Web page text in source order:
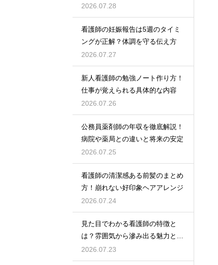
2026.07.28
看護師の妊娠報告は5週のタイミ
ングが正解？体調を守る伝え方
2026.07.27
新人看護師の勉強ノート作り方！
仕事が覚えられる具体的な内容
2026.07.26
公務員薬剤師の年収を徹底解説！
病院や薬局との違いと将来の安定
2026.07.25
看護師の清潔感ある前髪のまとめ
方！崩れない好印象ヘアアレンジ
2026.07.24
見た目でわかる看護師の特徴と
は？雰囲気から滲み出る魅力と秘
密
2026.07.23